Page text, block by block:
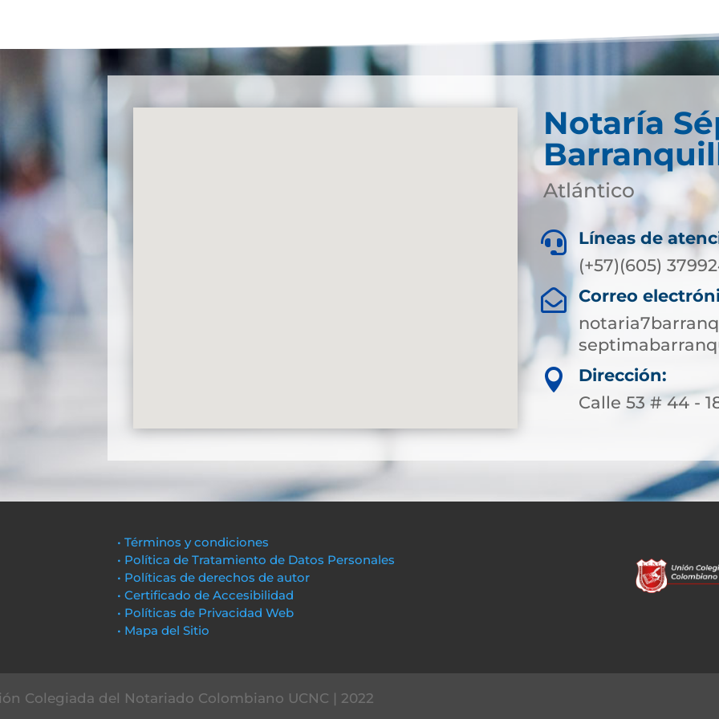
Notaría
Atlántico

Líneas de
(+57)(605)

Correo

Dirección:
Calle 53 # 44 -
• Términos y condiciones
• Política de Tratamiento de Datos Personales
• Políticas de derechos de autor
• Certificado de Accesibilidad
• Políticas de Privacidad Web
• Mapa del Sitio
Colegiada del Notariado Colombiano UCNC | 2022